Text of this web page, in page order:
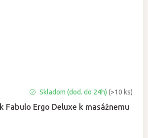
Fabulo Ergo Deluxe k masážnemu
Skladom (dod. do 24h) (>10 ks)